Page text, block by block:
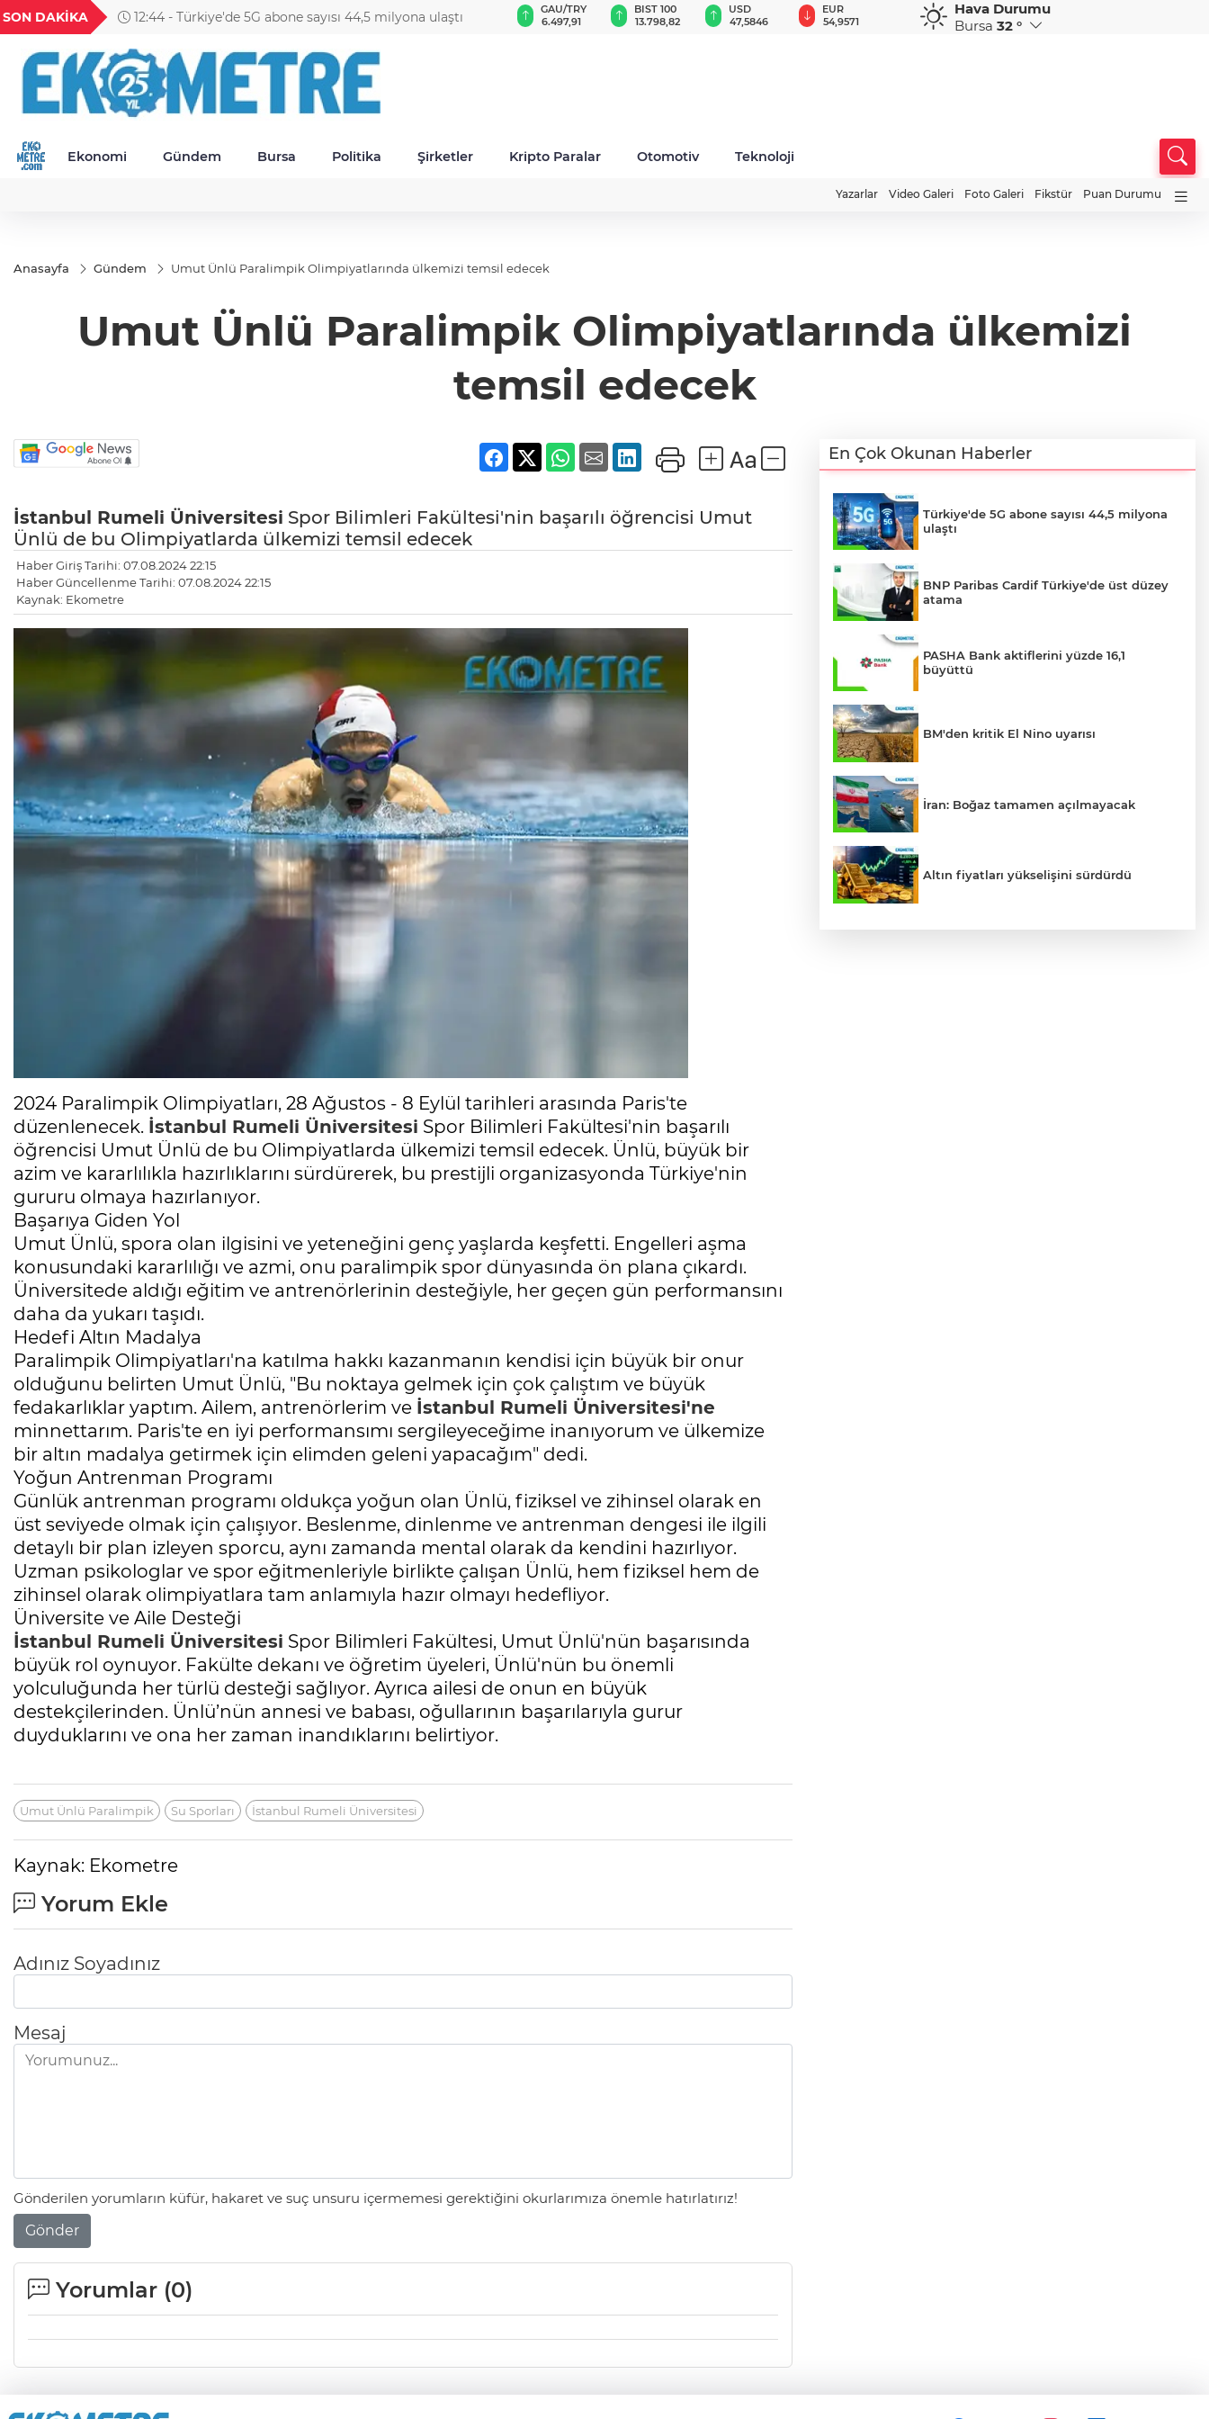
SON DAKİKA 11:09 - BNP Paribas Cardif Türkiye'de üst düzey atama
18,1968
TND
16,2294
BGN
28,0626
VND
0,0018
6.497,91
BIST 100
13.798,82
USD
47,5846
EUR
54,9571
GBP
64,1578
CHF
58,5873
CAD
33,9526
Hava Durumu
Bursa 32 °
Ekonomi Gündem Bursa Politika Şirketler Kripto Paralar Otomotiv Teknoloji
Yazarlar Video Galeri Foto Galeri Fikstür Puan Durumu
Anasayfa Gündem Umut Ünlü Paralimpik Olimpiyatlarında ülkemizi temsil edecek
Umut Ünlü Paralimpik Olimpiyatlarında ülkemizi
temsil edecek
İstanbul Rumeli Üniversitesi Spor Bilimleri Fakültesi'nin başarılı öğrencisi Umut
Ünlü de bu Olimpiyatlarda ülkemizi temsil edecek
Haber Giriş Tarihi: 07.08.2024 22:15
Haber Güncellenme Tarihi: 07.08.2024 22:15
Kaynak: Ekometre
2024 Paralimpik Olimpiyatları, 28 Ağustos - 8 Eylül tarihleri arasında Paris'te
düzenlenecek. İstanbul Rumeli Üniversitesi Spor Bilimleri Fakültesi'nin başarılı
öğrencisi Umut Ünlü de bu Olimpiyatlarda ülkemizi temsil edecek. Ünlü, büyük bir
azim ve kararlılıkla hazırlıklarını sürdürerek, bu prestijli organizasyonda Türkiye'nin
gururu olmaya hazırlanıyor.
Başarıya Giden Yol
Umut Ünlü, spora olan ilgisini ve yeteneğini genç yaşlarda keşfetti. Engelleri aşma
konusundaki kararlılığı ve azmi, onu paralimpik spor dünyasında ön plana çıkardı.
Üniversitede aldığı eğitim ve antrenörlerinin desteğiyle, her geçen gün performansını
daha da yukarı taşıdı.
Hedefi Altın Madalya
Paralimpik Olimpiyatları'na katılma hakkı kazanmanın kendisi için büyük bir onur
olduğunu belirten Umut Ünlü, "Bu noktaya gelmek için çok çalıştım ve büyük
fedakarlıklar yaptım. Ailem, antrenörlerim ve İstanbul Rumeli Üniversitesi'ne
minnettarım. Paris'te en iyi performansımı sergileyeceğime inanıyorum ve ülkemize
bir altın madalya getirmek için elimden geleni yapacağım" dedi.
Yoğun Antrenman Programı
Günlük antrenman programı oldukça yoğun olan Ünlü, fiziksel ve zihinsel olarak en
üst seviyede olmak için çalışıyor. Beslenme, dinlenme ve antrenman dengesi ile ilgili
detaylı bir plan izleyen sporcu, aynı zamanda mental olarak da kendini hazırlıyor.
Uzman psikologlar ve spor eğitmenleriyle birlikte çalışan Ünlü, hem fiziksel hem de
zihinsel olarak olimpiyatlara tam anlamıyla hazır olmayı hedefliyor.
Üniversite ve Aile Desteği
İstanbul Rumeli Üniversitesi Spor Bilimleri Fakültesi, Umut Ünlü'nün başarısında
büyük rol oynuyor. Fakülte dekanı ve öğretim üyeleri, Ünlü'nün bu önemli
yolculuğunda her türlü desteği sağlıyor. Ayrıca ailesi de onun en büyük
destekçilerinden. Ünlü’nün annesi ve babası, oğullarının başarılarıyla gurur
duyduklarını ve ona her zaman inandıklarını belirtiyor.
Umut Ünlü Paralimpik Su Sporları İstanbul Rumeli Üniversitesi
Kaynak: Ekometre
Yorum Ekle
Adınız Soyadınız
Mesaj
Gönderilen yorumların küfür, hakaret ve suç unsuru içermemesi gerektiğini okurlarımıza önemle hatırlatırız!
Gönder
Yorumlar (0)
En Çok Okunan Haberler
Türkiye'de 5G abone sayısı 44,5 milyona
ulaştı
BNP Paribas Cardif Türkiye'de üst düzey
atama
PASHA Bank aktiflerini yüzde 16,1
büyüttü
BM'den kritik El Nino uyarısı
İran: Boğaz tamamen açılmayacak
Altın fiyatları yükselişini sürdürdü